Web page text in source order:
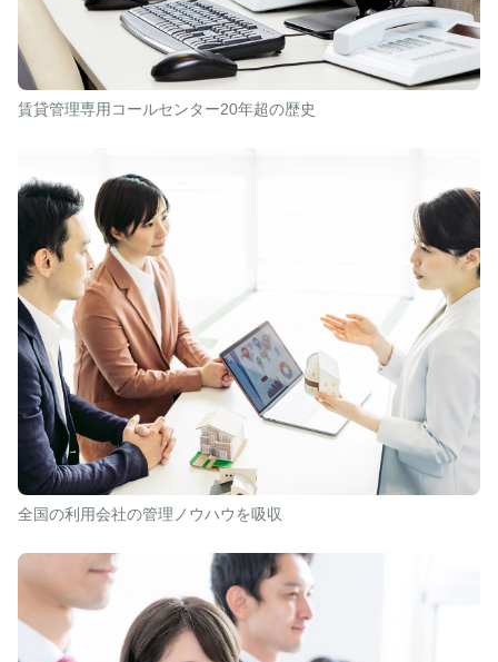
賃貸管理専用コールセンター20年超の歴史
全国の利用会社の管理ノウハウを吸収